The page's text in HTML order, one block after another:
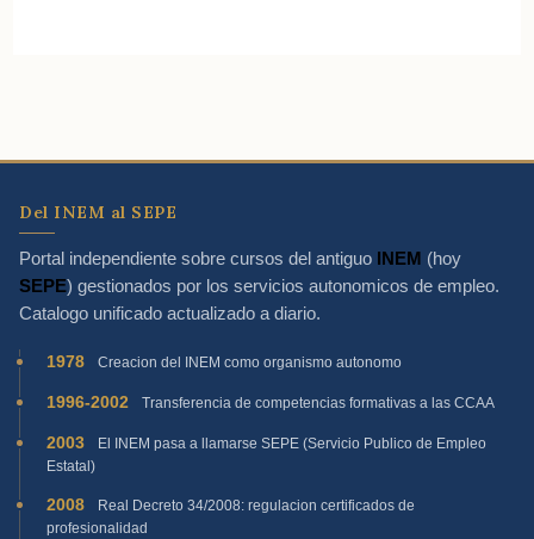
Del INEM al SEPE
Portal independiente sobre cursos del antiguo INEM (hoy
SEPE) gestionados por los servicios autonomicos de empleo.
Catalogo unificado actualizado a diario.
1978 Creacion del INEM como organismo autonomo
1996-2002 Transferencia de competencias formativas a las CCAA
2003
El INEM pasa a llamarse SEPE (Servicio Publico de Empleo
Estatal)
2008
Real Decreto 34/2008: regulacion certificados de
profesionalidad